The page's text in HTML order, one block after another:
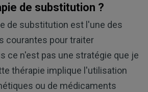
de substitution ?
de substitution est l'une des
courantes pour traiter
ce n'est pas une stratégie que je
thérapie implique l'utilisation
ou de médicaments